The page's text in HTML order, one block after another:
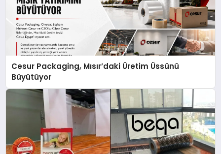
Cesur Packaging, Mısır’daki Üretim Üssünü
Büyütüyor